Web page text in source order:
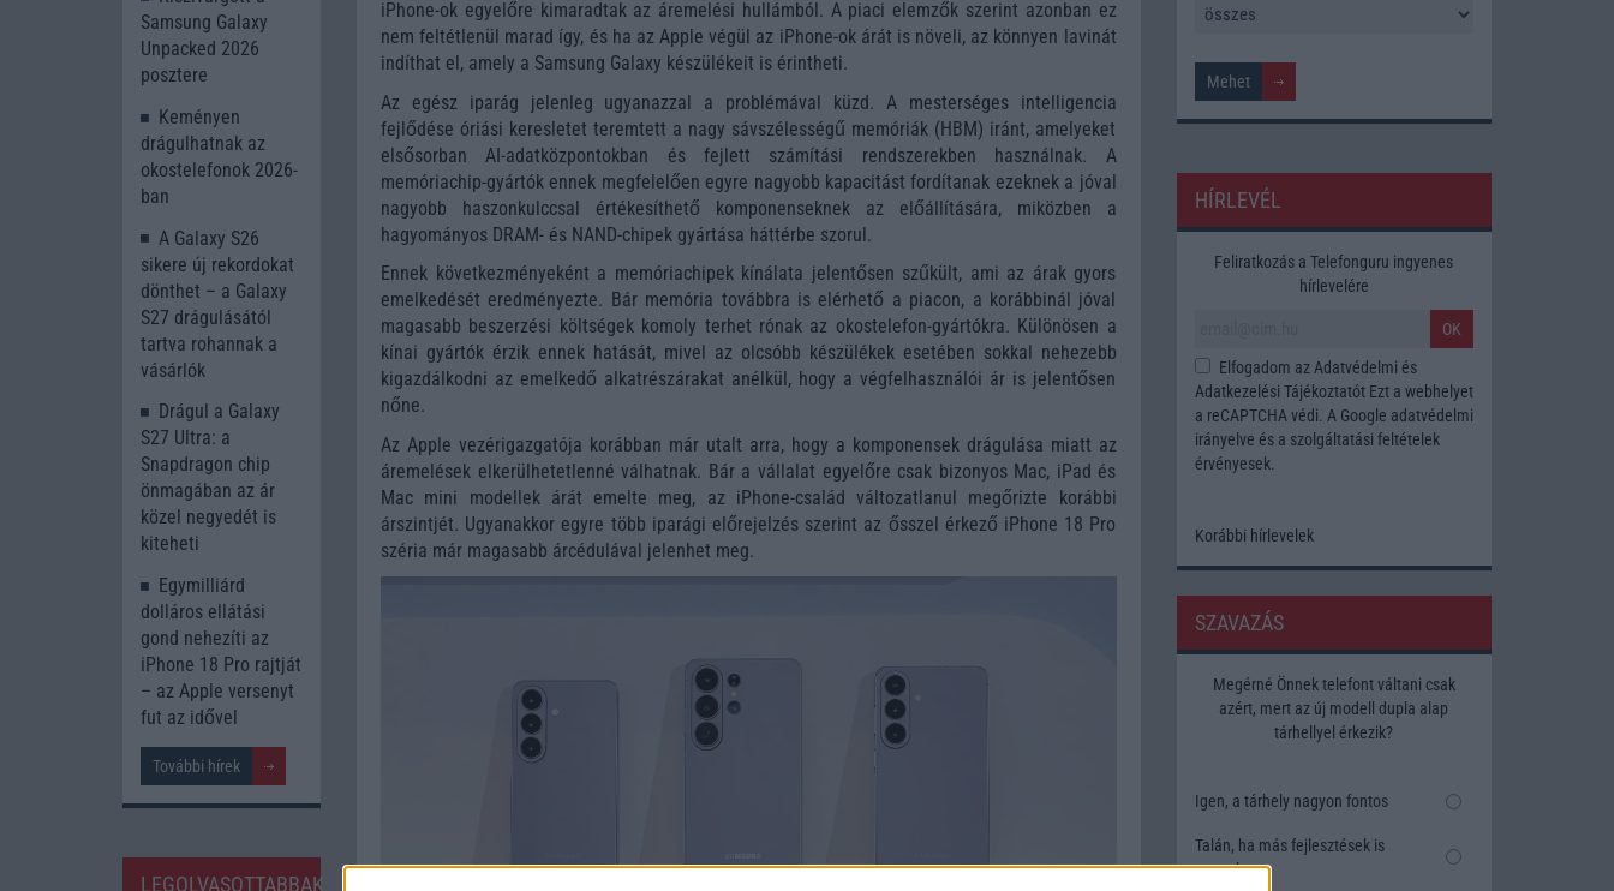
iPhone-ok egyelőre kimaradtak az áremelési hullámból. A piaci elemzők szerint azonban ez
nem feltétlenül marad így, és ha az Apple végül az iPhone-ok árát is növeli, az könnyen lavinát
indíthat el, amely a Samsung Galaxy készülékeit is érintheti.
Az egész iparág jelenleg ugyanazzal a problémával küzd. A mesterséges intelligencia
fejlődése óriási keresletet teremtett a nagy sávszélességű memóriák (HBM) iránt, amelyeket
elsősorban AI-adatközpontokban és fejlett számítási rendszerekben használnak. A
memóriachip-gyártók ennek megfelelően egyre nagyobb kapacitást fordítanak ezeknek a jóval
nagyobb haszonkulccsal értékesíthető komponenseknek az előállítására, miközben a
hagyományos DRAM- és NAND-chipek gyártása háttérbe szorul.
Ennek következményeként a memóriachipek kínálata jelentősen szűkült, ami az árak gyors
emelkedését eredményezte. Bár memória továbbra is elérhető a piacon, a korábbinál jóval
magasabb beszerzési költségek komoly terhet rónak az okostelefon-gyártókra. Különösen a
kínai gyártók érzik ennek hatását, mivel az olcsóbb készülékek esetében sokkal nehezebb
kigazdálkodni az emelkedő alkatrészárakat anélkül, hogy a végfelhasználói ár is jelentősen
nőne.
Az Apple vezérigazgatója korábban már utalt arra, hogy a komponensek drágulása miatt az
áremelések elkerülhetetlenné válhatnak. Bár a vállalat egyelőre csak bizonyos Mac, iPad és
Mac mini modellek árát emelte meg, az iPhone-család változatlanul megőrizte korábbi
árszintjét. Ugyanakkor egyre több iparági előrejelzés szerint az ősszel érkező iPhone 18 Pro
széria már magasabb árcédulával jelenhet meg.
Samsung Galaxy
Unpacked 2026
posztere
Keményen
drágulhatnak az
okostelefonok 2026-
ban
A Galaxy S26
sikere új rekordokat
dönthet – a Galaxy
S27 drágulásától
tartva rohannak a
vásárlók
Drágul a Galaxy
S27 Ultra: a
Snapdragon chip
önmagában az ár
közel negyedét is
kiteheti
Egymilliárd
dolláros ellátási
gond nehezíti az
iPhone 18 Pro rajtját
– az Apple versenyt
fut az idővel
További hírek
LEGOLVASOTTABBAK
HÍRLEVÉL
Feliratkozás a Telefonguru ingyenes
hírlevelére
OK
Elfogadom az Adatvédelmi és
Adatkezelési TájékoztatótEzt a webhelyet
a reCAPTCHA védi. A Google adatvédelmi
irányelve és a szolgáltatási feltételek
érvényesek.
Korábbi hírlevelek
SZAVAZÁS
Megérné Önnek telefont váltani csak
azért, mert az új modell dupla alap
tárhellyel érkezik?
Igen, a tárhely nagyon fontos
Talán, ha más fejlesztések is
vannak